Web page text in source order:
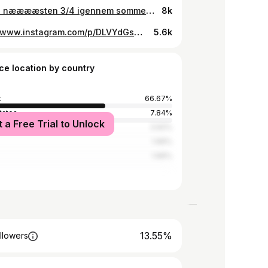
Så er vi nææææsten 3/4 igennem sommertouren - og den seneste uge har været rigtig god ved os 8k
https://www.instagram.com/p/DLVYdGsMTjA/ 5.6k
location by country
66.67%
7.84%
a Free Trial to Unlock
13.55%